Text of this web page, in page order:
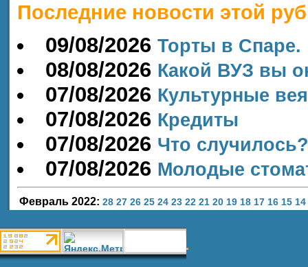
Последние новости этой
09/08/2026 Торты в Спаре.
08/08/2026 Какой ВУЗ вы
07/08/2026 Культурные
07/08/2026 Кредиты
07/08/2026 Что случилось?
07/08/2026 Молодые
Февраль 2022: 28 27 26 25 24 23 22 21 20 19 18 17 16 15 14